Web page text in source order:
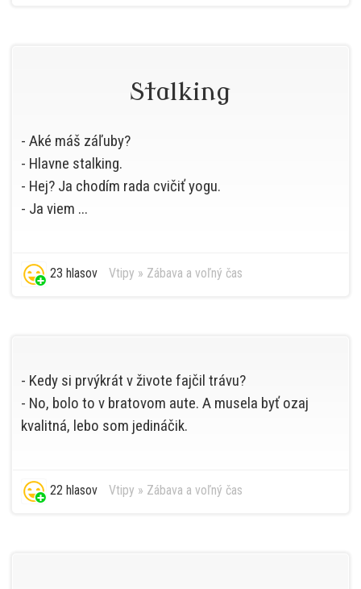
Stalking
- Aké máš záľuby?
- Hlavne stalking.
- Hej? Ja chodím rada cvičiť yogu.
- Ja viem ...
23 hlasov Vtipy » Zábava a voľný čas
- Kedy si prvýkrát v živote fajčil trávu?
- No, bolo to v bratovom aute. A musela byť ozaj
kvalitná, lebo som jedináčik.
22 hlasov Vtipy » Zábava a voľný čas